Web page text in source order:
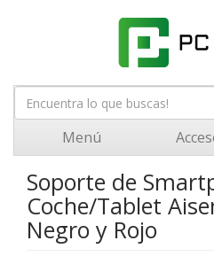
Menú
Soporte de
Coche/Tablet
Negro y Rojo